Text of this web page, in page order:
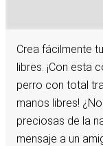
Crea fácilmente
libres. ¡Con esta
perro con total
manos libres!
preciosas de la
mensaje a un